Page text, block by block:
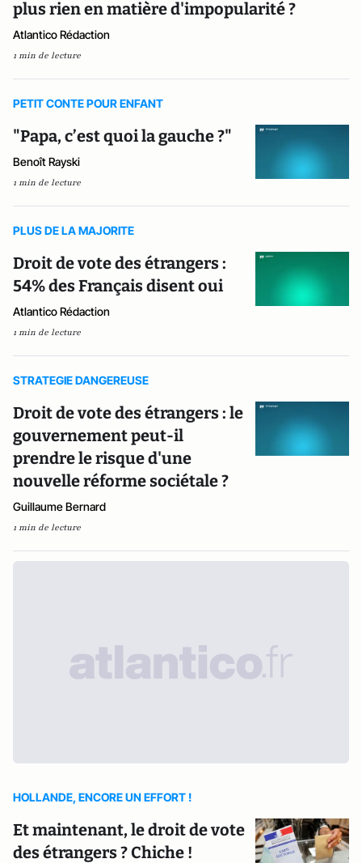
plus rien en matière d'impopularité ?
Atlantico Rédaction
1 min de lecture
PETIT CONTE POUR ENFANT
"Papa, c’est quoi la gauche ?"
Benoît Rayski
1 min de lecture
PLUS DE LA MAJORITE
Droit de vote des étrangers :
54% des Français disent oui
Atlantico Rédaction
1 min de lecture
STRATEGIE DANGEREUSE
Droit de vote des étrangers : le
gouvernement peut-il
prendre le risque d'une
nouvelle réforme sociétale ?
Guillaume Bernard
1 min de lecture
HOLLANDE, ENCORE UN EFFORT !
Et maintenant, le droit de vote
des étrangers ? Chiche !